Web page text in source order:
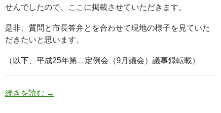
せんでしたので、ここに掲載させていただきます。
是非、質問と市長答弁とを合わせて現地の様子を見ていた
だきたいと思います。
（以下、平成25年第二定例会（9月議会）議事録転載）
続きを読む →